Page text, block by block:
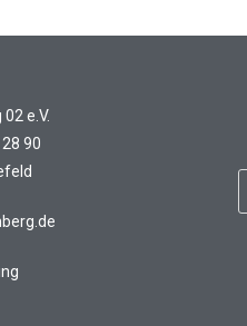
e.V.
90